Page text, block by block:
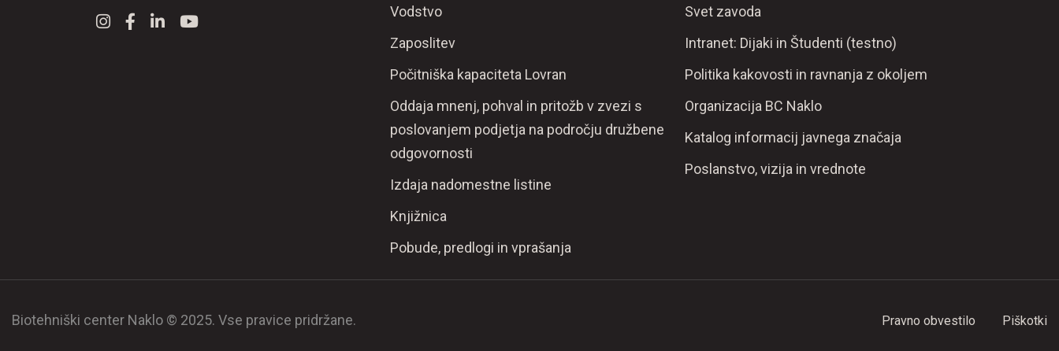
Vodstvo
Zaposlitev
Počitniška kapaciteta Lovran
Oddaja mnenj, pohval in pritožb v zvezi s
poslovanjem podjetja na področju družbene
odgovornosti
Izdaja nadomestne listine
Knjižnica
Pobude, predlogi in vprašanja
Svet zavoda
Intranet: Dijaki in Študenti (testno)
Politika kakovosti in ravnanja z okoljem
Organizacija BC Naklo
Katalog informacij javnega značaja
Poslanstvo, vizija in vrednote
Biotehniški center Naklo © 2025. Vse pravice pridržane. Pravno obvestilo Piškotki